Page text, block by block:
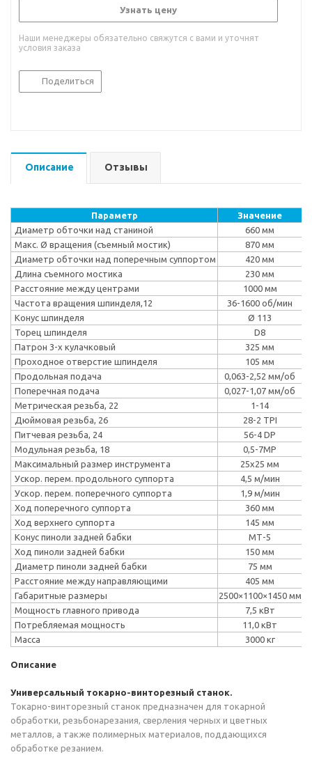
Узнать цену
Наши менеджеры обязательно свяжутся с вами и уточнят
условия заказа
Поделиться
Описание Отзывы
Параметр
Значение
Диаметр обточки над станиной
660 мм
Макс. Ø вращения (съемный мостик)
870 мм
Диаметр обточки над поперечным суппортом
420 мм
Длина съемного мостика
230 мм
Расстояние между центрами
1000 мм
Частота вращения шпинделя,12
36-1600 об/мин
Конус шпинделя
Ø 113
Торец шпинделя
D8
Патрон 3-х кулачковый
325 мм
Проходное отверстие шпинделя
105 мм
Продольная подача
0,063-2,52 мм/об
Поперечная подача
0,027-1,07 мм/об
Метрическая резьба, 22
1-14
Дюймовая резьба, 26
28-2 TPI
Питчевая резьба, 24
56-4 DP
Модульная резьба, 18
0,5-7MP
Максимальный размер инструмента
25х25 мм
Ускор. перем. продольного суппорта
4,5 м/мин
Ускор. перем. поперечного суппорта
1,9 м/мин
Ход поперечного суппорта
360 мм
Ход верхнего суппорта
145 мм
Конус пиноли задней бабки
МТ-5
Ход пиноли задней бабки
150 мм
Диаметр пиноли задней бабки
75 мм
Расстояние между направляющими
405 мм
Габаритные размеры
2500×1100×1450 мм
Мощность главного привода
7,5 кВт
Потребляемая мощность
11,0 кВт
Масса
3000 кг
Описание
Универсальный токарно-винторезный станок.
Токарно-винторезный станок предназначен для токарной
обработки, резьбонарезания, сверления черных и цветных
металлов, а также полимерных материалов, поддающихся
обработке резанием.